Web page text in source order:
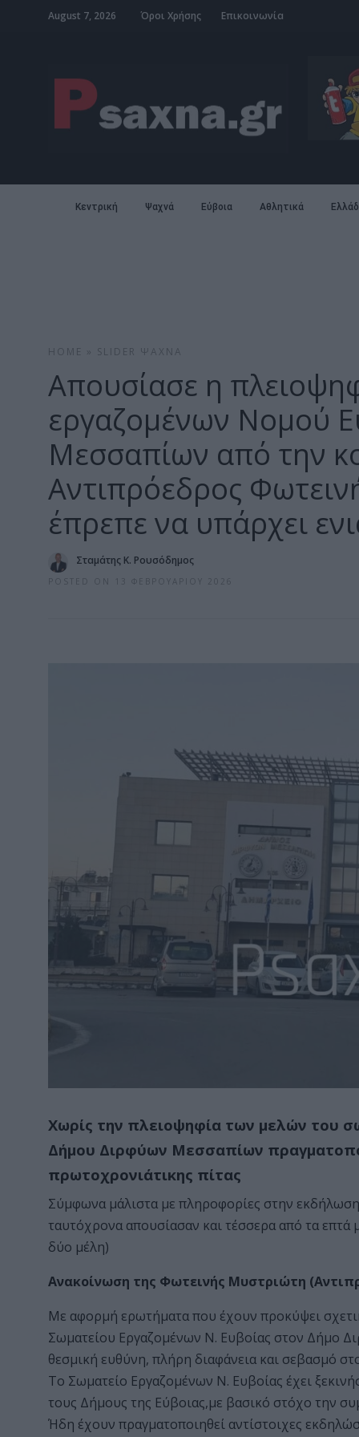
August 7, 2026 Όροι Χρήσης Επικοινωνία
Κεντρική Ψαχνά Εύβοια Αθλητικά
HOME SLIDER ΨΑΧΝΆ
Απουσίασε η
εργαζομένων Νομού
Μεσσαπίων από την
Αντιπρόεδρος
έπρεπε να υπάρχει
Σταμάτης Κ. Ρουσόδημος
POSTED ON 13 ΦΕΒΡΟΥΑΡΊΟΥ 2026
Χωρίς την πλειοψηφία των μελών του
Δήμου Διρφύων Μεσσαπίων
πρωτοχρονιάτικης πίτας
Σύμφωνα μάλιστα με πληροφορίες στην
ταυτόχρονα απουσίασαν και τέσσερα από τα
δύο μέλη)
Ανακοίνωση της Φωτεινής Μυστριώτη
Με αφορμή ερωτήματα που έχουν προκύψει
Σωματείου Εργαζομένων Ν. Ευβοίας στον Δήμο
θεσμική ευθύνη, πλήρη διαφάνεια και σεβασμό
Το Σωματείο Εργαζομένων Ν. Ευβοίας έχει
τους Δήμους της Εύβοιας,με βασικό στόχο την
Ήδη έχουν πραγματοποιηθεί αντίστοιχες